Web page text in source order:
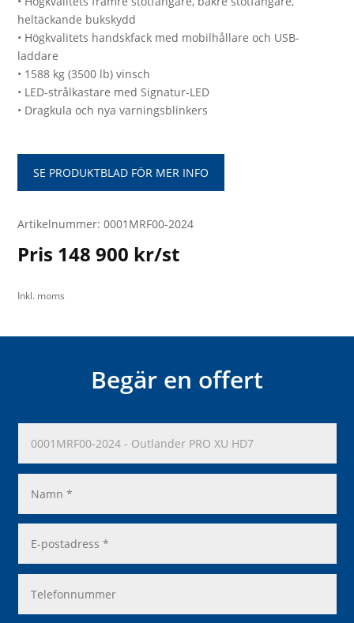
heltäckande bukskydd
• Högkvalitets handskfack med mobilhållare och USB-
laddare
• 1588 kg (3500 lb) vinsch
• LED-strålkastare med Signatur-LED
• Dragkula och nya varningsblinkers
SE PRODUKTBLAD FÖR MER INFO
Artikelnummer: 0001MRF00-2024
Pris 148 900 kr/st
Inkl. moms
Begär en offert